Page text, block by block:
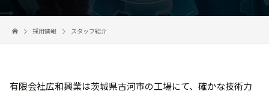
採用情報 スタッフ紹介
有限会社広和興業は茨城県古河市の工場にて、確かな技術力